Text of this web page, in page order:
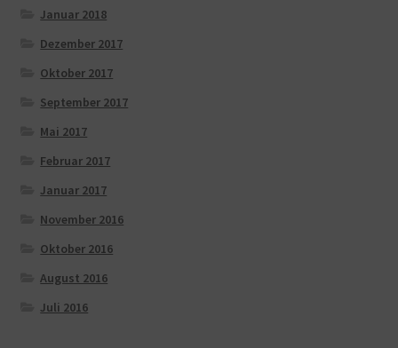
Januar 2018
Dezember 2017
Oktober 2017
September 2017
Mai 2017
Februar 2017
Januar 2017
November 2016
Oktober 2016
August 2016
Juli 2016